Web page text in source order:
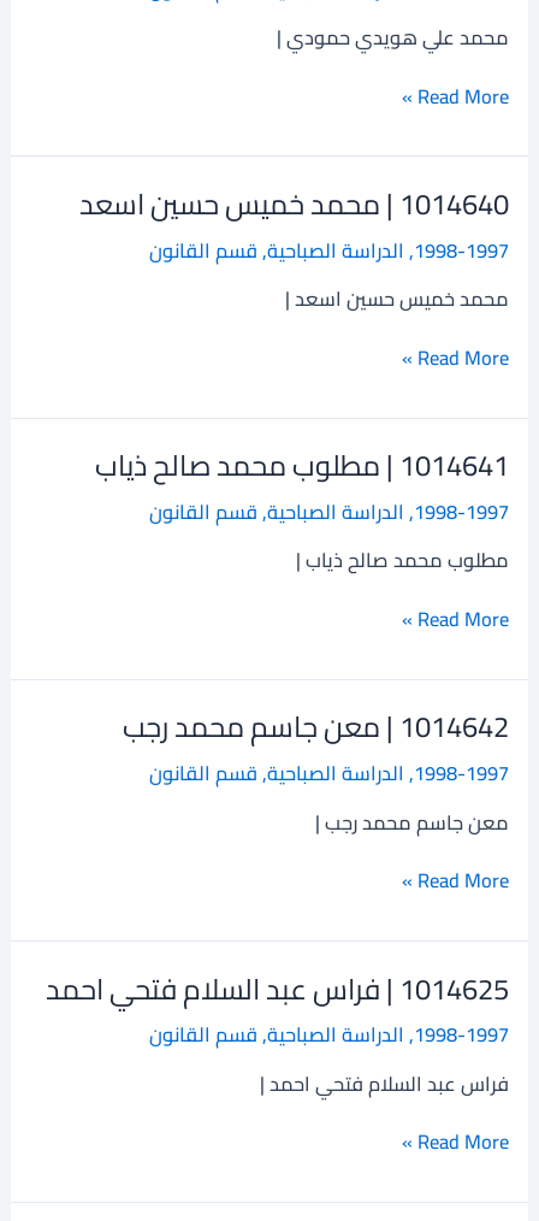
محمد علي هويدي حمودي |
علي
هويدي
حمودي
Read More »
1014640 | محمد خميس حسين اسعد
1998-1997
, الدراسة الصباحية,قسم القانون
محمد خميس حسين اسعد |
1014640
محمد
خميس
حسين
اسعد
Read More »
1014641 | مطلوب محمد صالح ذياب
1998-1997
, الدراسة الصباحية,قسم القانون
مطلوب محمد صالح ذياب |
1014641
مطلوب
محمد
صالح
ذياب
Read More »
1014642 | معن جاسم محمد رجب
1998-1997
, الدراسة الصباحية,قسم القانون
معن جاسم محمد رجب |
1014642
معن
جاسم
محمد
رجب
Read More »
1014625 | فراس عبد السلام فتحي احمد
1998-1997
, الدراسة الصباحية,قسم القانون
فراس عبد السلام فتحي احمد |
1014625
فراس
عبد
السلام
فتحي
احمد
Read More »